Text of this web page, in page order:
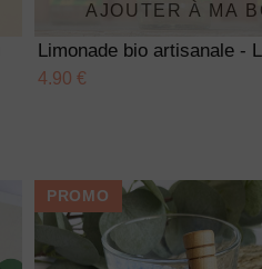
AJOUTER À MA
Limonade bio artisanale -
4.90 €
PROMO